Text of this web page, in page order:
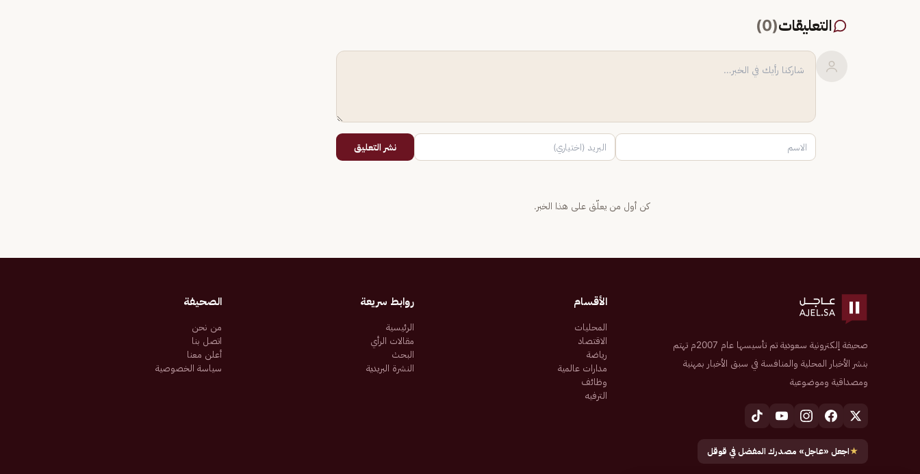
التعليقات(
0
)
نشر التعليق
كن أول من يعلّق على هذا الخبر.
صحيفة إلكترونية سعودية تم تأسيسها عام 2007م تهتم
بنشر الأخبار المحلية والمنافسة في سبق الأخبار بمهنية
ومصداقية وموضوعية
★اجعل «عاجل» مصدرك المفضل في قوقل
الأقسام
المحليات
الاقتصاد
رياضة
مدارات عالمية
وظائف
الترفيه
روابط سريعة
الرئيسية
مقالات الرأي
البحث
النشرة البريدية
الصحيفة
من نحن
اتصل بنا
أعلن معنا
سياسة الخصوصية